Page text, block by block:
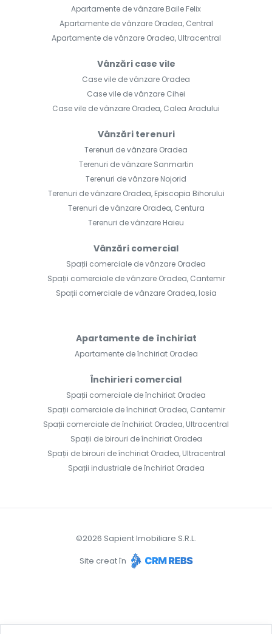
Apartamente de vânzare Baile Felix
Apartamente de vânzare Oradea, Central
Apartamente de vânzare Oradea, Ultracentral
Vânzări case vile
Case vile de vânzare Oradea
Case vile de vânzare Cihei
Case vile de vânzare Oradea, Calea Aradului
Vânzări terenuri
Terenuri de vânzare Oradea
Terenuri de vânzare Sanmartin
Terenuri de vânzare Nojorid
Terenuri de vânzare Oradea, Episcopia Bihorului
Terenuri de vânzare Oradea, Centura
Terenuri de vânzare Haieu
Vânzări comercial
Spații comerciale de vânzare Oradea
Spații comerciale de vânzare Oradea, Cantemir
Spații comerciale de vânzare Oradea, Iosia
Apartamente de închiriat
Apartamente de închiriat Oradea
Închirieri comercial
Spații comerciale de închiriat Oradea
Spații comerciale de închiriat Oradea, Cantemir
Spații comerciale de închiriat Oradea, Ultracentral
Spații de birouri de închiriat Oradea
Spații de birouri de închiriat Oradea, Ultracentral
Spații industriale de închiriat Oradea
©2026 Sapient Imobiliare S.R.L.
Site creat în